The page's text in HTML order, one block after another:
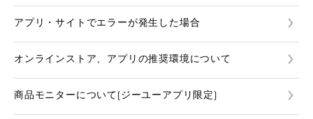
アプリ・サイトでエラーが発生した場合
オンラインストア、アプリの推奨環境について
商品モニターについて(ジーユーアプリ限定)